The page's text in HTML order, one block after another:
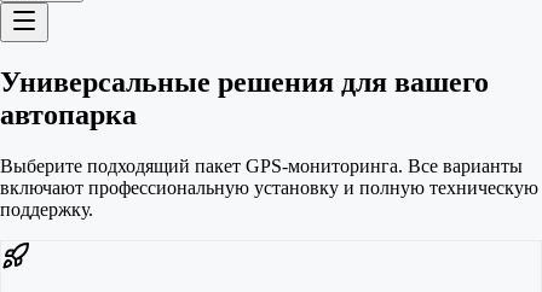
Универсальные решения для вашего
автопарка
Выберите подходящий пакет GPS-мониторинга. Все варианты
включают профессиональную установку и полную техническую
поддержку.